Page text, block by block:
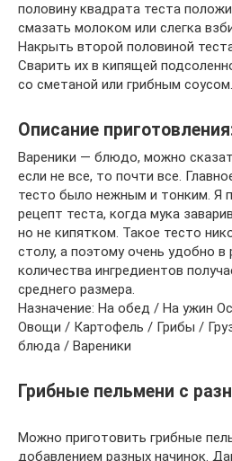
половину квадрата теста
смазать молоком или слегка
Накрыть второй половиной
Сварить их в кипящей
со сметаной или грибным соусом.
Описание
Вареники — блюдо, можно
если не все, то почти все.
тесто было нежным и тонким. Я
рецепт теста, когда мука
но не кипятком. Такое тесто
столу, а поэтому очень удобно в
количества ингредиентов
среднего размера.
Назначение: На обед / На ужин
Овощи / Картофель / Грибы /
блюда / Вареники
Грибные пельмени с
Можно приготовить грибные
добавлением разных начинок.